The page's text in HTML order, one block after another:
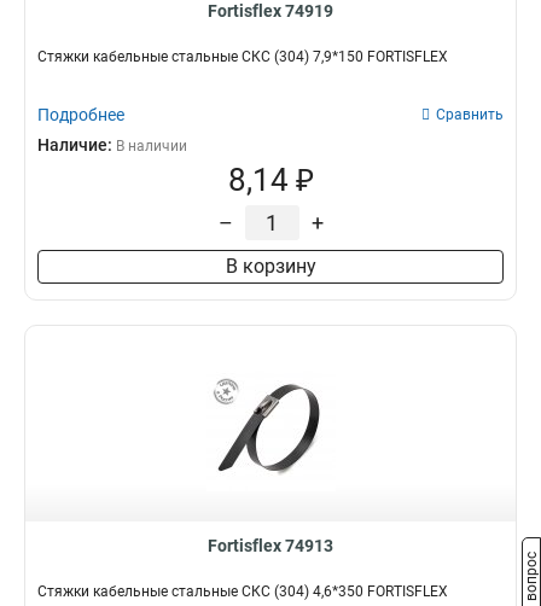
Fortisflex 74919
Стяжки кабельные стальные СКС (304) 7,9*150 FORTISFLEX
Подробнее Сравнить
Наличие: В наличии
8,14 ₽
– +
В корзину
Fortisflex 74913
Стяжки кабельные стальные СКС (304) 4,6*350 FORTISFLEX